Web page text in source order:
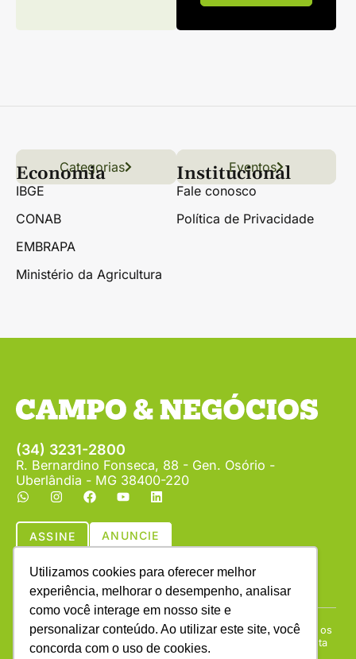
Utilizamos cookies para oferecer melhor
experiência, melhorar o desempenho, analisar
como você interage em nosso site e
personalizar conteúdo. Ao utilizar este site, você
concorda com o uso de cookies.
Links úteis
Conteúdo Grãos
Florestas Hortifrúti
Categorias Eventos
Economia
IBGE
CONAB
EMBRAPA
Ministério da Agricultura
Institucional
Fale conosco
Política de Privacidade
(34) 3231-2800
R. Bernardino Fonseca, 88 - Gen. Osório -
Uberlândia - MG 38400-220
ASSINE ANUNCIE
Copyright © (1990 - 2026) Revista Campo & Negócios. Todos os
direitos reservados. É proibida a reprodução do conteúdo desta
página em qualquer meio de comunicação, eletrônico ou